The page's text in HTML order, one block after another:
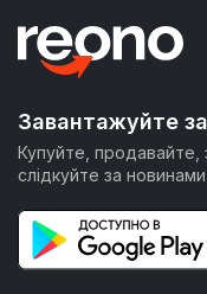
Завантажуйте
Купуйте, продавайте,
слідкуйте за